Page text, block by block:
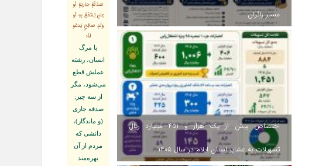
مسیر زائران
اختصاص بیش از یک هزار و ۴۵۱ میلیارد ریال
تسهیلات به عشایر استان ایلام در سال ۱۴۰۵
صَدَقَةٍ جاريَةٍ أو
عِلمٍ يُنتَفَعُ بِهِ أو
وَلَدٍ صالِحٍ يَدعُو
لَهُ؛
با مرگ
انسان، رشته
عملش قطع
مى‌شود، مگر
از سه چيز:
صدقه جارى
(و ماندگار)،
دانشى كه
مردم از آن
بهره‏‌مند